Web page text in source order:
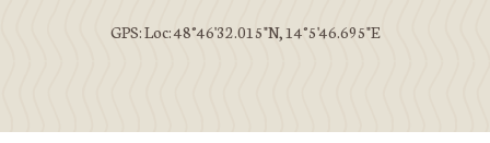
GPS: Loc: 48°46'32.015"N, 14°5'46.695"E